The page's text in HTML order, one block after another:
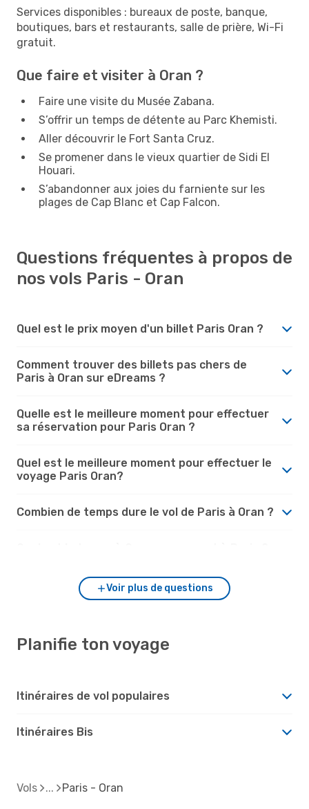
Services disponibles : bureaux de poste, banque,
boutiques, bars et restaurants, salle de prière, Wi-Fi
gratuit.
Que faire et visiter à Oran ?
Faire une visite du Musée Zabana.
S’offrir un temps de détente au Parc Khemisti.
Aller découvrir le Fort Santa Cruz.
Se promener dans le vieux quartier de Sidi El
Houari.
S’abandonner aux joies du farniente sur les
plages de Cap Blanc et Cap Falcon.
Questions fréquentes à propos de
nos vols Paris - Oran
Quel est le prix moyen d'un billet Paris Oran ?
Comment trouver des billets pas chers de
Paris à Oran sur eDreams ?
Quelle est le meilleure moment pour effectuer
sa réservation pour Paris Oran ?
Quel est le meilleure moment pour effectuer le
voyage Paris Oran?
Combien de temps dure le vol de Paris à Oran ?
Voir plus de questions
Planifie ton voyage
Itinéraires de vol populaires
Itinéraires Bis
Vols Paris - Oran